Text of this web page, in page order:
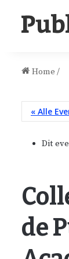
Home /
« Alle
Dit
de